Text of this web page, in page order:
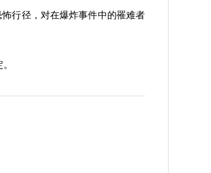
行径，对在爆炸事件中的罹难者